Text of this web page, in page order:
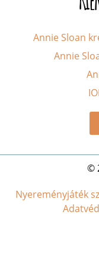
Annie Sloan
Annie
©
Nyereményjáték